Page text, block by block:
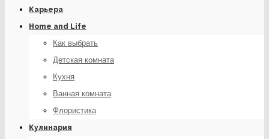
Карьера
Home and Life
Как выбрать
Детская комната
Кухня
Ванная комната
Флористика
Кулинария